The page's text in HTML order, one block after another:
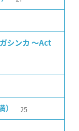
シンカ 〜Act
） 25